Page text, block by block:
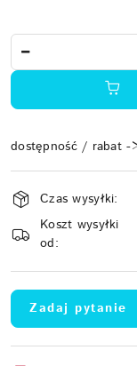
dostępność / rabat -
Dostępność
i
dostawa
Czas wysyłki:
Koszt wysyłki
od:
Zadaj pytanie